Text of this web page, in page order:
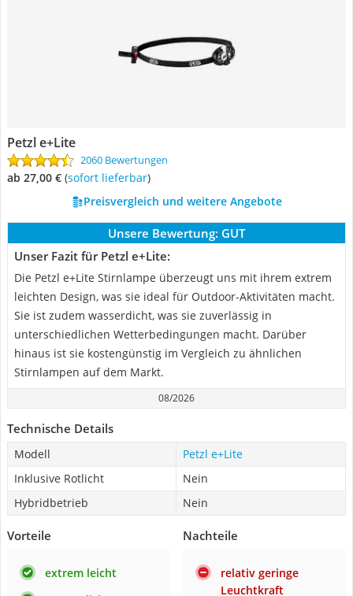
Petzl e+Lite
2060 Bewertungen
ab 27,00 € ( Sofort lieferbar)
Preisvergleich und weitere Angebote
Unsere Bewertung: GUT
Unser Fazit für Petzl e+Lite:
Die Petzl e+Lite Stirnlampe überzeugt uns mit ihrem extrem
leichten Design, was sie ideal für Outdoor-Aktivitäten macht.
Sie ist zudem wasserdicht, was sie zuverlässig in
unterschiedlichen Wetterbedingungen macht. Darüber
hinaus ist sie kostengünstig im Vergleich zu ähnlichen
Stirnlampen auf dem Markt.
08/2026
Technische Details
Modell
Petzl e+Lite
Inklusive Rotlicht
Nein
Hybridbetrieb
Nein
Vorteile
extrem leicht
Nachteile
relativ geringe
Leuchtkraft